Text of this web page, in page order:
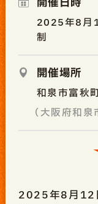
2025年8月
制
開催場所
和泉市富秋
（大阪府和
2025年8月12